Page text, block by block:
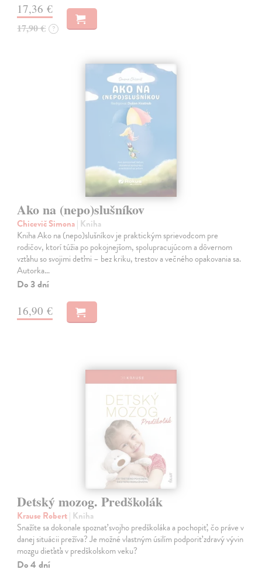
17,36 €
17,90 € ?
Ako na (nepo)slušníkov
Chicevič Simona| Kniha
Kniha Ako na (nepo)slušníkov je praktickým sprievodcom pre
rodičov, ktorí túžia po pokojnejšom, spolupracujúcom a dôvernom
vzťahu so svojimi deťmi – bez kriku, trestov a večného opakovania sa.
Autorka…
Do 3 dní
16,90 €
Detský mozog. Predškolák
Krause Robert| Kniha
Snažíte sa dokonale spoznať svojho predškoláka a pochopiť, čo práve v
danej situácii prežíva? Je možné vlastným úsilím podporiť zdravý vývin
mozgu dieťaťa v predškolskom veku?
Do 4 dní